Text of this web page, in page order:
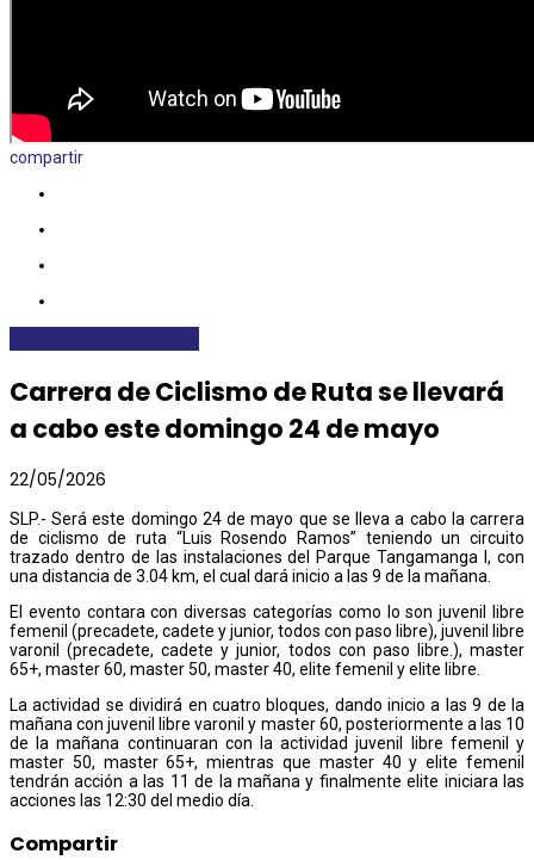
compartir
Carrera de Ciclismo de Ruta se llevará
a cabo este domingo 24 de mayo
22/05/2026
SLP.- Será este domingo 24 de mayo que se lleva a cabo la carrera
de ciclismo de ruta “Luis Rosendo Ramos” teniendo un circuito
trazado dentro de las instalaciones del Parque Tangamanga I, con
una distancia de 3.04 km, el cual dará inicio a las 9 de la mañana.
El evento contara con diversas categorías como lo son juvenil libre
femenil (precadete, cadete y junior, todos con paso libre), juvenil libre
varonil (precadete, cadete y junior, todos con paso libre.), master
65+, master 60, master 50, master 40, elite femenil y elite libre.
La actividad se dividirá en cuatro bloques, dando inicio a las 9 de la
mañana con juvenil libre varonil y master 60, posteriormente a las 10
de la mañana continuaran con la actividad juvenil libre femenil y
master 50, master 65+, mientras que master 40 y elite femenil
tendrán acción a las 11 de la mañana y finalmente elite iniciara las
acciones las 12:30 del medio día.
Compartir